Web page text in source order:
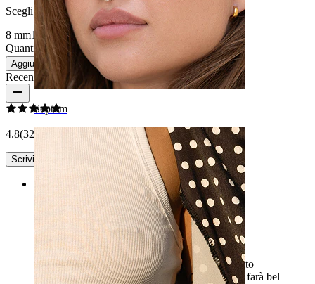
Septum
Scegli Lunghezza
8 mm10 mm12 mm
Quantità: 1
Modifica
Aggiungi al carrello
Recensioni del prodotto
4.8(32 recensioni)
Scrivi una recensione
Bello ma
Piuttosto carino, ma trovo il colore un po' sbiadito
(multicolore / aurora boreale). Vedremo quando farà bel